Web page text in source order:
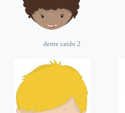
dente caido 2